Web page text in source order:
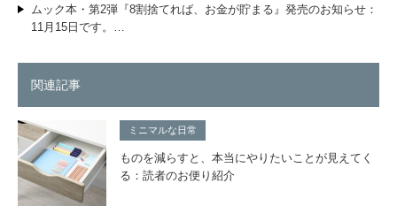
ムック本・第2弾『8割捨てれば、お金が貯まる』発売のお知らせ：
11月15日です。…
関連記事
ミニマルな日常
ものを減らすと、本当にやりたいことが見えてく
る：読者のお便り紹介